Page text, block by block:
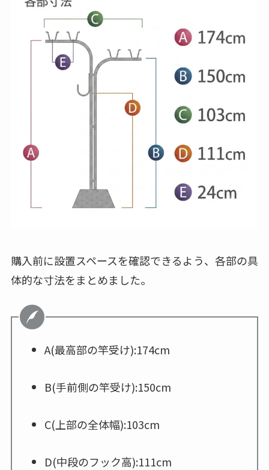
購入前に設置スペースを確認できるよう、各部の具
体的な寸法をまとめました。
A(最高部の竿受け):174cm
B(手前側の竿受け):150cm
C(上部の全体幅):103cm
D(中段のフック高):111cm